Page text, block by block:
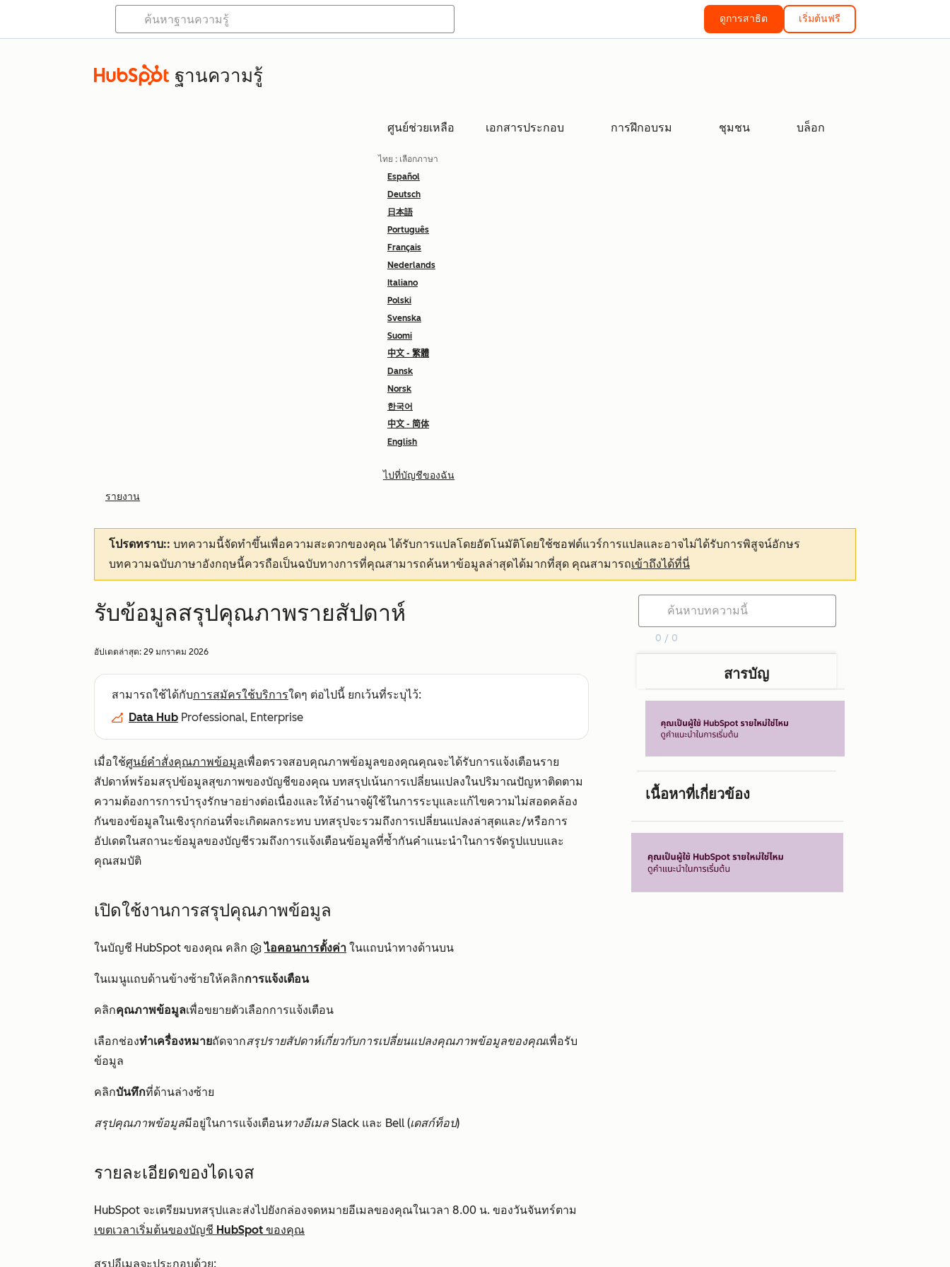
ดูการสาธิต เริ่มต้นฟรี
ฐานความรู้
ศูนย์ช่วยเหลือ เอกสารประกอบ การฝึกอบรม ชุมชน บล็อก
ไทย : เลือกภาษา
Español
Deutsch
日本語
Português
Français
Nederlands
Italiano
Polski
Svenska
Suomi
中文 - 繁體
Dansk
Norsk
한국어
中文 - 简体
English
ไปที่บัญชีของฉัน
รายงาน
โปรดทราบ:: บทความนี้จัดทำขึ้นเพื่อความสะดวกของคุณได้รับการแปลโดยอัตโนมัติโดยใช้ซอฟต์แวร์การแปลและอาจไม่ได้รับการพิสูจน์อักษร
บทความฉบับภาษาอังกฤษนี้ควรถือเป็นฉบับทางการที่คุณสามารถค้นหาข้อมูลล่าสุดได้มากที่สุด คุณสามารถเข้าถึงได้ที่นี่
รับข้อมูลสรุปคุณภาพรายสัปดาห์
อัปเดตล่าสุด: 29 มกราคม 2026
สามารถใช้ได้กับการสมัครใช้บริการใดๆ ต่อไปนี้ ยกเว้นที่ระบุไว้:
Data Hub Professional, Enterprise
เมื่อใช้ศูนย์คำสั่งคุณภาพข้อมูลเพื่อตรวจสอบคุณภาพข้อมูลของคุณคุณจะได้รับการแจ้งเตือนราย
สัปดาห์พร้อมสรุปข้อมูลสุขภาพของบัญชีของคุณ บทสรุปเน้นการเปลี่ยนแปลงในปริมาณปัญหาติดตาม
ความต้องการการบำรุงรักษาอย่างต่อเนื่องและให้อำนาจผู้ใช้ในการระบุและแก้ไขความไม่สอดคล้อง
กันของข้อมูลในเชิงรุกก่อนที่จะเกิดผลกระทบ บทสรุปจะรวมถึงการเปลี่ยนแปลงล่าสุดและ/หรือการ
อัปเดตในสถานะข้อมูลของบัญชีรวมถึงการแจ้งเตือนข้อมูลที่ซ้ำกันคำแนะนำในการจัดรูปแบบและ
คุณสมบัติ
เปิดใช้งานการสรุปคุณภาพข้อมูล
ในบัญชี HubSpot ของคุณ คลิก ไอคอนการตั้งค่า ในแถบนำทางด้านบน
ในเมนูแถบด้านข้างซ้ายให้คลิกการแจ้งเตือน
คลิกคุณภาพข้อมูลเพื่อขยายตัวเลือกการแจ้งเตือน
เลือกช่องทำเครื่องหมายถัดจากสรุปรายสัปดาห์เกี่ยวกับการเปลี่ยนแปลงคุณภาพข้อมูลของคุณเพื่อรับ
ข้อมูล
คลิกบันทึกที่ด้านล่างซ้าย
สรุปคุณภาพข้อมูลมีอยู่ในการแจ้งเตือนทางอีเมล Slack และ Bell (เดสก์ท็อป)
รายละเอียดของไดเจส
HubSpot จะเตรียมบทสรุปและส่งไปยังกล่องจดหมายอีเมลของคุณในเวลา 8.00 น. ของวันจันทร์ตาม
เขตเวลาเริ่มต้นของบัญชี HubSpot ของคุณ
สรุปอีเมลจะประกอบด้วย:
0 / 0
สารบัญ
เนื้อหาที่เกี่ยวข้อง